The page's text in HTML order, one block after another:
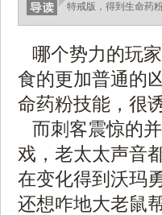
特戒版，得到生命药
哪个势力的玩
食的更加普通的
命药粉技能，很
而刺客震惊的
戏，老太太声音
在变化得到沃玛
还想咋地大老鼠